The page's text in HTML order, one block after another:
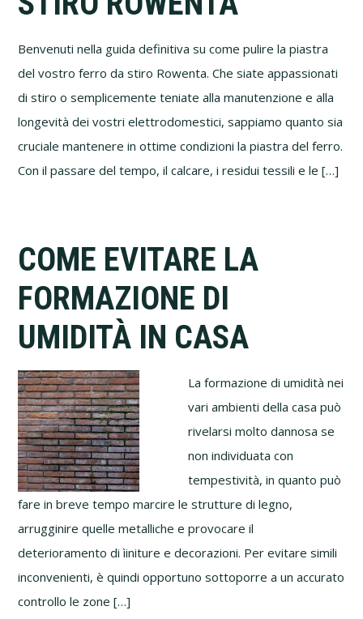
Benvenuti nella guida definitiva su come pulire la piastra
del vostro ferro da stiro Rowenta. Che siate appassionati
di stiro o semplicemente teniate alla manutenzione e alla
longevità dei vostri elettrodomestici, sappiamo quanto sia
cruciale mantenere in ottime condizioni la piastra del ferro.
Con il passare del tempo, il calcare, i residui tessili e le […]
COME EVITARE LA
FORMAZIONE DI
UMIDITÀ IN CASA
La formazione di umidità nei
vari ambienti della casa può
rivelarsi molto dannosa se
non individuata con
tempestività, in quanto può
fare in breve tempo marcire le strutture di legno,
arrugginire quelle metalliche e provocare il
deterioramento di ìiniture e decorazioni. Per evitare simili
inconvenienti, è quindi opportuno sottoporre a un accurato
controllo le zone […]